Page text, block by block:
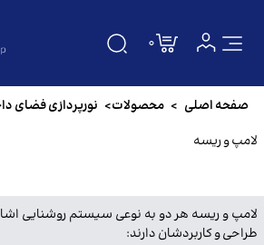
صفحه اصلی
دسته بندی
تماس باما
0
صفحه اصلی > محصولات> نورپردازی فضای
لامپ و ریسه
لامپ و ریسه هر دو به نوعی سیستم روشنایی
طراحی و کاربردشان دارند: